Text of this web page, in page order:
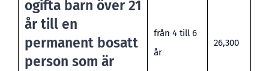
ogifta barn över 21
år till en
permanent bosatt
person som är
från 4 till 6
år
26,300